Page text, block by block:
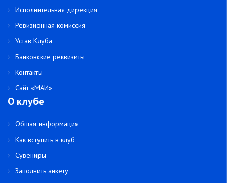
Исполнительная дирекция
Ревизионная комиссия
Устав Клуба
Банковские реквизиты
Контакты
Сайт «МАИ»
О клубе
Общая информация
Как вступить в клуб
Сувениры
Заполнить анкету